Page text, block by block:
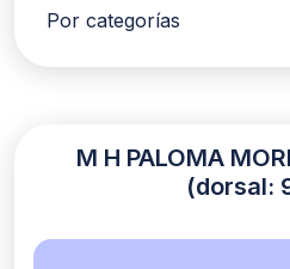
Por categorías
M H PALOMA
(dorsal: